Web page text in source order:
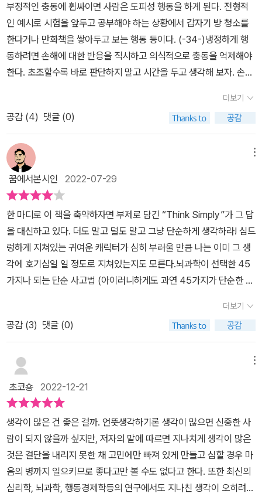
부정적인 충동에 휩싸이면 사람은 도피성 행동을 하게 된다. 전형적
인 예시로 시험을 앞두고 공부해야 하는 상황에서 갑자기 방 청소를
한다거나 만화책을 쌓아두고 보는 행동 등이다. (-34-)냉정하게 행
동하려면 손해에 대한 반응을 직시하고 의식적으로 충동을 억제해야
한다. 초조할수록 바로 판단하지 말고 시간을 두고 생각해 보자. 손해
(-61-)정리하자면 자신의 이익을 우선시하는 사람은 합리적인 사고
를 중시하고, 협력적인 사람은 직관에 맡겨 선택을 했다는 것이다. 즉,
생각하지 않은 사람이 협력적이라는 것이다. 뇌는 일상생활이나 습관
등에 따라 활동하는 부위가 달라지며,활동을 많이 하는 부위일수록
크게 발달한다. (-67-)이는 '문을 연다'는 새로운 자극으로 인해 뇌의
단기 기억 (워키 메모리)이 자극을 받아 직전의 기억이 지워지기 때문
이라고 추측한다. 즉, 중요한 것을 생각할 때는 장소를 이동하지 않는
게 좋다. 이를 반대로 생각하면 새로운 행동을 하면 낡은 기억을 잊을
수 있다는 이야기가 된다. 예를 들어 기분이 언짢은 일이 있을 때 행동
을 하면 잊을 수 있다는 것이다. (-119-)<오프너의 특징>자신의 약
점 및 강점, 성격 등 자아인식력이 뛰어나다.매사 다양한 시각에서 보
는 능력이 뛰어나다이야기를 하는 것보다는 다른 사람의 이야기에 귀
를 기울여 잘 듣는다. (-152-)장고 끝에 악수를 둘 때가 있다. 생각을
많이 한다고 좋은 결정, 합리적인 결정이 나타나지 않는다. 적재적소
문제를 해결하지 못한다는 반증이었다.중요한 일을 앞에 두고, 충동
적으로 무언가 하는 일, 예를 들어 어떤 것을 마무리 짓지 못한 채, 시
간이 넉넉하다는 단순한 이유를 다른 일을 하는 경우, 나에 해당되는
경우라서 혹하였고, 어디에 원인이 있는지 알게 된다. 어떤 일을 할
때, 우선순위를 정하지 않으면, 미루고,충동적으로 행동한다는 걸 알
수 있고, 현재 해야 할 것을 그때 할 때, 어리석은 선택과 판단에 따라
가지 않는다. 생각해야 할 때, 행동하고, 행동해야 할 때 생각을 하면,
절못된 결과가 나타날 수 있다. 즉 무언가 하고자 한다면, 명명 백백하
더보기
공감 (4) 댓글 (0)
꿈에서본시인 2022-07-29
한 마디로 이 책을 축약하자면 부제로 담긴 “Think Simply”가 그 답
을 대신하고 있다. 더도 말고 덜도 말고 그냥 단순하게 생각하라! 심드
렁하게 지쳐있는 귀여운 캐릭터가 심히 부러울 만큼 나는 이미 그 생
각에 호기심일 일 정도로 지쳐있는지도 모른다.뇌과학이 선택한 45
가지나 되는 단순 사고법 (아이러니하게도 과연 45가지가 단순한 숫
보지 않아도 누군가 알고 있을법한 그런 방법을 제시한다. 책의 본질
적인 의의라고 한다면, 깔끔하게 정돈된 한 권으로 각종 매체를 통해
스쳐 지나갔던 잠깐의 흥미로웠던 가십들이 박사의 전문적인 소견에
기반하여 증명되었다는 점일 것이다. 이미 뇌가 지치지 않는 방법을
체득한 사람이라면 결코 이 책을 읽을 필요조차 없겠지만, 바쁜 현대
인이라고 사회가 포장해서 채찍질하기 그지없는 대중들에게는 긁어
모아 잘 정리된 다음과 같은 책이 필요할지 모른다. (꽤 많이 팔렸는
지, 리커버리판 까지 나올 정도로 호응이 좋다: 더욱더 업그레이드된
귀여운 캐릭터로 변경되었다;;) 물건을 줄이고 공간을 만들면서 새로
운 마음가짐을 이끄는 ‘미니멀리즘’은 어느새 후퇴한 패션처럼 조금
낡아 보였다. 이 책은 미니멀리즘이 시각적인 형태의 비움을 강조한
어떤 축이었다면 그 연장선상에 “왜 생각이 많을까?” 하는 질문으로
더보기
공감 (3) 댓글 (0)
초코숑 2022-12-21
생각이 많은 건 좋은 걸까. 언뜻생각하기론 생각이 많으면 신중한 사
람이 되지 않을까 싶지만, 저자의 말에 따르면 지나치게 생각이 많은
것은 결단을 내리지 못한 채 고민에만 빠져 있게 만들고 심할 경우 마
음의 병까지 일으키므로 좋다고만 볼 수도 없다고 한다. 또한 최신의
심리학, 뇌과학, 행동경제학등의 연구에서도 지나친 생각이 오히려